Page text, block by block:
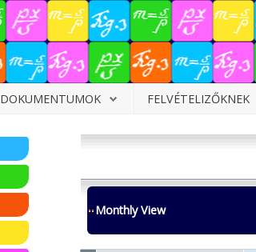
DOKUMENTUMOK FELVÉTELIZŐKNEK
Monthly View